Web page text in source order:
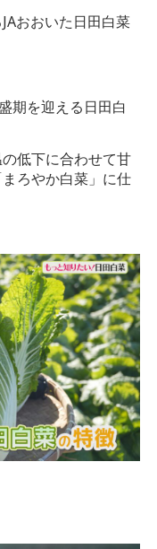
おおいた日田白菜
期を迎える日田白
低下に合わせて甘
ろやか白菜」に仕